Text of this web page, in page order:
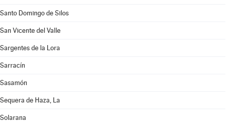
Santo Domingo de Silos
San Vicente del Valle
Sargentes de la Lora
Sarracín
Sasamón
Sequera de Haza, La
Solarana